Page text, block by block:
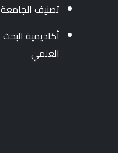
تصنيف الجامعة
أكاديمية البحث
العلمي